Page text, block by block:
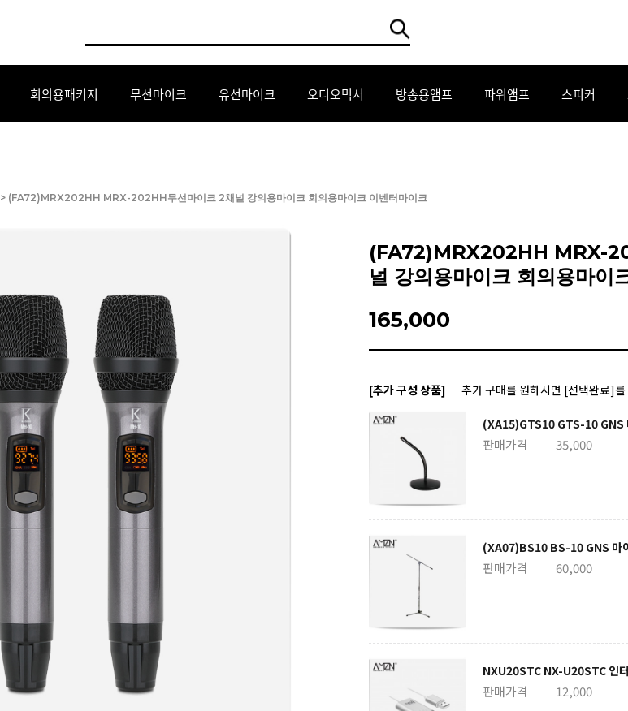
회의용패키지 무선마이크 유선마이크 오디오믹서 방송용앰프 파워앰프 스피커
> (FA72)MRX202HH MRX-202HH무선마이크 2채널 강의용마이크 회의용마이크 이벤터마이크
(FA72)MRX202HH MRX-
널 강의용마이크 회의용마이
165,000
[추가 구성 상품] ㅡ 추가 구매를 원하시면 [선택완료]
(XA15)GTS10 GTS-10 GNS
판매가격 35,000
(XA07)BS10 BS-10 GNS 마
판매가격 60,000
NXU20STC NX-U20STC 인
판매가격 12,000